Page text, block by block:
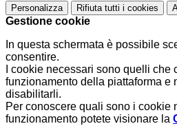
Personalizza Rifiuta tutti i cookies
Gestione cookie
In questa schermata è possibile
consentire.
I cookie necessari sono quelli che
funzionamento della piattaforma e
disabilitarli.
Per conoscere quali sono i cookie
funzionamento potete visionare la